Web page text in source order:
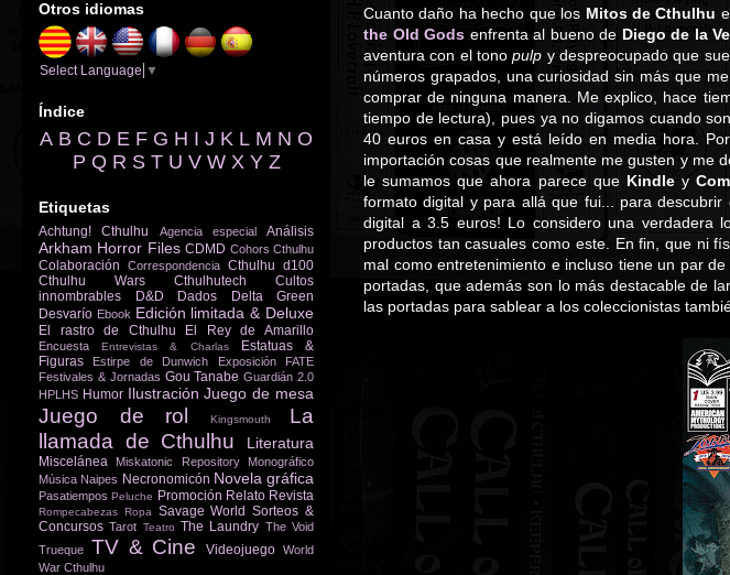
Cuanto daño ha hecho que los Mitos de Cthulhu
the Old Gods enfrenta al bueno de Diego de la
aventura con el tonopulp y despreocupado que
números grapados, una curiosidad sin más que
comprar de ninguna manera. Me explico, hace
tiempo de lectura), pues ya no digamos cuando
40 euros en casa y está leído en media hora.
importación cosas que realmente me gusten y me
le sumamos que ahora parece que Kindley
formato digital y para allá que fui... para
digital a 3.5 euros! Lo considero una
productos tan casuales como este. En fin, que ni
mal como entretenimiento e incluso tiene un par
portadas, que además son lo más destacable de
las portadas para sablear a los coleccionistas
Otros idiomas
Select Language ▼
Índice
A B C D E F G H I J K L M N O
P Q R S T U V W X Y Z
Etiquetas
Achtung! Cthulhu Agencia especial Análisis
Arkham Horror Files CDMD Cohors Cthulhu
Colaboración Correspondencia Cthulhu d100
Cthulhu Wars
Cthulhutech
Cultos
innombrables
D&D Dados
Delta Green
Desvarío Ebook Edición limitada & Deluxe
El rastro de Cthulhu El Rey de Amarillo
Encuesta Entrevistas & Charlas
Estatuas &
Figuras
Estirpe de Dunwich Exposición
FATE
Festivales & Jornadas Gou Tanabe Guardián 2.0
HPLHS Humor Ilustración Juego de mesa
Juego de rol Kingsmouth
La
llamada de Cthulhu
Literatura
Miscelánea Miskatonic Repository
Monográfico
Música Naipes Necronomicón Novela gráfica
Pasatiempos Peluche Promoción Relato Revista
Rompecabezas Ropa Savage World Sorteos &
Concursos Tarot Teatro The Laundry The Void
Trueque TV & Cine Videojuego World
War Cthulhu